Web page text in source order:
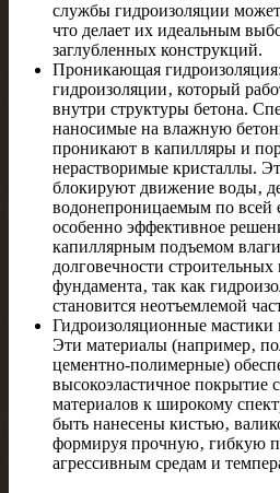
службы гидроизоляции может
что делает их идеальным
заглубленных конструкций.
Проникающая
гидроизоляции‚ который
внутри структуры бетона.
наносимые на влажную
проникают в капилляры и
нерастворимые кристаллы.
блокируют движение воды‚
водонепроницаемым по всей
особенно эффективное
капиллярным подъемом
долговечности строительных
фундамента‚ так как
становится неотъемлемой
Гидроизоляционные мастики
Эти материалы (например‚
цементно-полимерные)
высокоэластичное покрытие
материалов к широкому
быть нанесены кистью‚
формируя прочную‚ гибкую
агрессивным средам и